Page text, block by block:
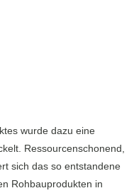
wurde dazu eine
Ressourcenschonend,
sich das so entstandene
Rohbauprodukten in